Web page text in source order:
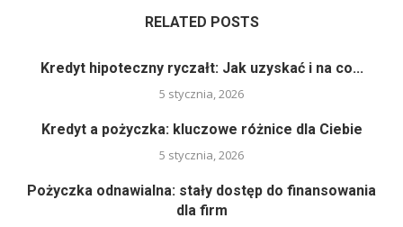
RELATED POSTS
Kredyt hipoteczny ryczałt: Jak uzyskać i na co...
5 stycznia, 2026
Kredyt a pożyczka: kluczowe różnice dla Ciebie
5 stycznia, 2026
Pożyczka odnawialna: stały dostęp do finansowania
dla firm